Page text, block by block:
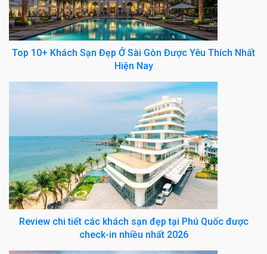
Top 10+ Khách Sạn Đẹp Ở Sài Gòn Được Yêu Thích Nhất
Hiện Nay
Review chi tiết các khách sạn đẹp tại Phú Quốc được
check-in nhiều nhất 2026